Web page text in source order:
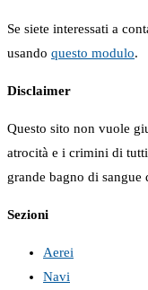
Se siete interessati a
usando questo modulo.
Disclaimer
Questo sito non vuole
atrocità e i crimini di
grande bagno di sangue
Sezioni
Aerei
Navi